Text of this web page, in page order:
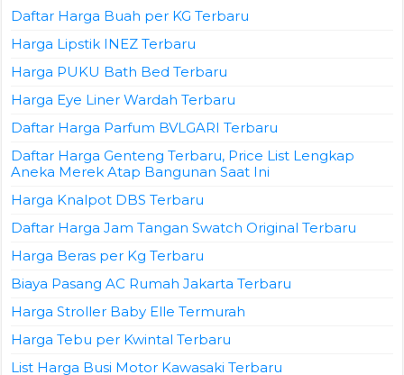
Daftar Harga Buah per KG Terbaru
Harga Lipstik INEZ Terbaru
Harga PUKU Bath Bed Terbaru
Harga Eye Liner Wardah Terbaru
Daftar Harga Parfum BVLGARI Terbaru
Daftar Harga Genteng Terbaru, Price List Lengkap
Aneka Merek Atap Bangunan Saat Ini
Harga Knalpot DBS Terbaru
Daftar Harga Jam Tangan Swatch Original Terbaru
Harga Beras per Kg Terbaru
Biaya Pasang AC Rumah Jakarta Terbaru
Harga Stroller Baby Elle Termurah
Harga Tebu per Kwintal Terbaru
List Harga Busi Motor Kawasaki Terbaru